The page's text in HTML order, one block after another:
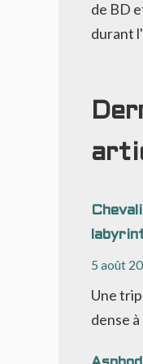
de BD
durant
5 août
Une
dense